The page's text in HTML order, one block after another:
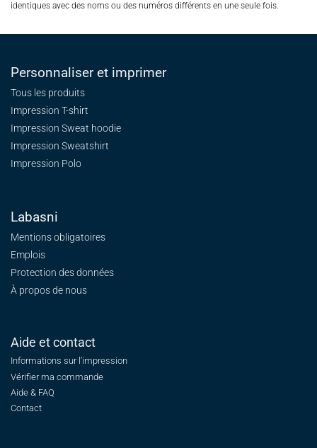
identiques avec des noms ou des numéros différents en une seule fois.
Personnaliser et imprimer
Tous les produits
Impression T-shirt
Impression Sweat hoodie
Impression Sweatshirt
Impression Polo
Labasni
Mentions obligatoires
Emplois
Protection des données
À propos de nous
Aide et contact
Informations sur l'impression
Vérifier ma commande
Aide & FAQ
Contact